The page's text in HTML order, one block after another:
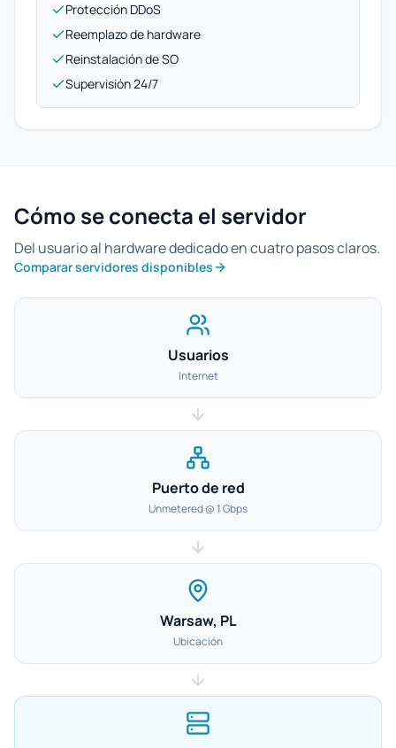
Protección DDoS
Reemplazo de hardware
Reinstalación de SO
Supervisión 24/7
Cómo se conecta el servidor
Del usuario al hardware dedicado en cuatro pasos claros.
Comparar servidores disponibles
Usuarios
Internet
Puerto de red
Unmetered @ 1 Gbps
Warsaw, PL
Ubicación